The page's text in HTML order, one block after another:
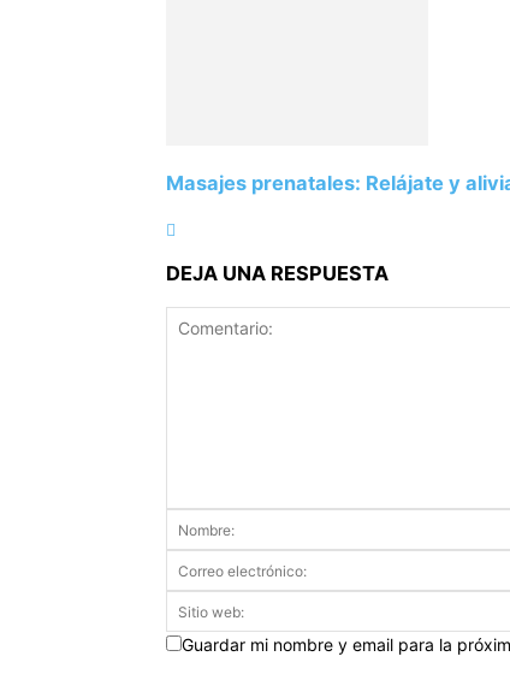
Masajes prenatales: Relájate y
DEJA UNA RESPUESTA
Guardar mi nombre y email para la